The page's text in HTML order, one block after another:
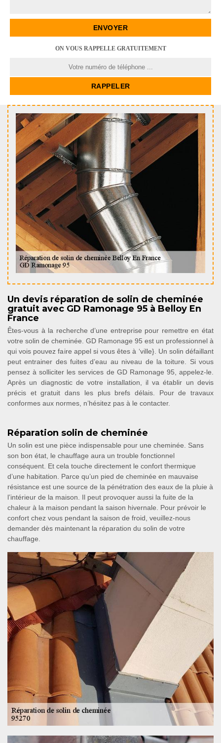
ON VOUS RAPPELLE GRATUITEMENT
Un devis réparation de solin de cheminée
gratuit avec GD Ramonage 95 à Belloy En
France
Êtes-vous à la recherche d’une entreprise pour remettre en état
votre solin de cheminée. GD Ramonage 95 est un professionnel à
qui vois pouvez faire appel si vous êtes à ‘ville}. Un solin défaillant
peut entrainer des fuites d’eau au niveau de la toiture. Si vous
pensez à solliciter les services de GD Ramonage 95, appelez-le.
Après un diagnostic de votre installation, il va établir un devis
précis et gratuit dans les plus brefs délais. Pour de travaux
conformes aux normes, n’hésitez pas à le contacter.
Réparation solin de cheminée
Un solin est une pièce indispensable pour une cheminée. Sans
son bon état, le chauffage aura un trouble fonctionnel
conséquent. Et cela touche directement le confort thermique
d’une habitation. Parce qu’un pied de cheminée en mauvaise
résistance est une source de la pénétration des eaux de la pluie à
l’intérieur de la maison. Il peut provoquer aussi la fuite de la
chaleur à la maison pendant la saison hivernale. Pour prévoir le
confort chez vous pendant la saison de froid, veuillez-nous
demander dès maintenant la réparation du solin de votre
chauffage.